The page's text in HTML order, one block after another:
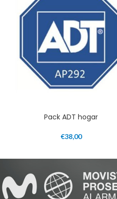
Pack ADT hogar
€38,00